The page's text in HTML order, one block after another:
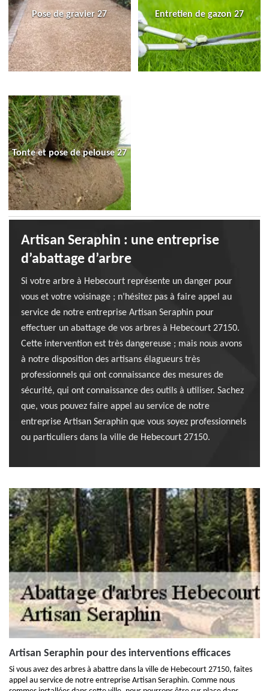
Pose de gravier 27 Entretien de gazon 27
Tonte et pose de pelouse 27
Artisan Seraphin : une entreprise
d’abattage d’arbre
Si votre arbre à Hebecourt représente un danger pour
vous et votre voisinage ; n’hésitez pas à faire appel au
service de notre entreprise Artisan Seraphin pour
effectuer un abattage de vos arbres à Hebecourt 27150.
Cette intervention est très dangereuse ; mais nous avons
à notre disposition des artisans élagueurs très
professionnels qui ont connaissance des mesures de
sécurité, qui ont connaissance des outils à utiliser. Sachez
que, vous pouvez faire appel au service de notre
entreprise Artisan Seraphin que vous soyez professionnels
ou particuliers dans la ville de Hebecourt 27150.
Artisan Seraphin pour des interventions efficaces
Si vous avez des arbres à abattre dans la ville de Hebecourt 27150, faites
appel au service de notre entreprise Artisan Seraphin. Comme nous